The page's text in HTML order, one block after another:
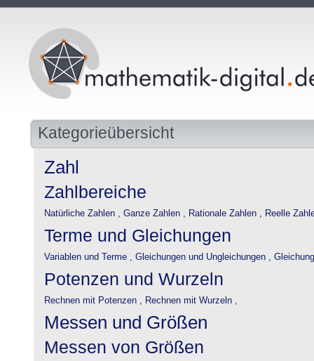
Kategorieübersicht
Zahl
Zahlbereiche
Natürliche Zahlen , Ganze Zahlen , Rationale Zahlen , Reelle
Terme und Gleichungen
Variablen und Terme , Gleichungen und Ungleichungen ,
Potenzen und Wurzeln
Rechnen mit Potenzen , Rechnen mit Wurzeln ,
Messen und Größen
Messen von Größen